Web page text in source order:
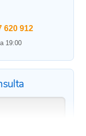
620 912
19:00